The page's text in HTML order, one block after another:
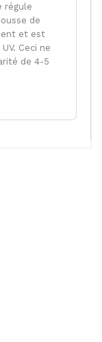
régule
de
et est
Ceci ne
de 4-5